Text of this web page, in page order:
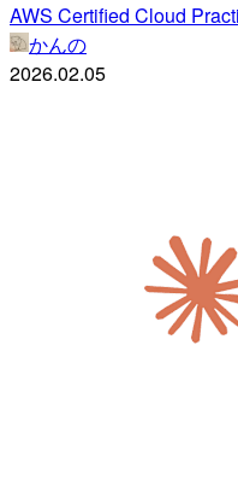
AWS Certified Cloud
かんの
2026.02.05